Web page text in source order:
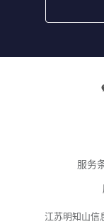
服务
江苏明知山信